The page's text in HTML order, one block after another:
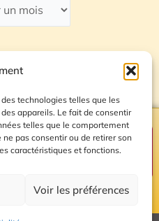
technologies telles que les
appareils. Le fait de consentir
telles que le comportement
pas consentir ou de retirer son
caractéristiques et fonctions.
Voir les préférences